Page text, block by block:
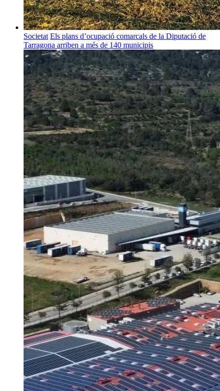
Societat Els plans d’ocupació comarcals de la Diputació de
Tarragona arriben a més de 140 municipis